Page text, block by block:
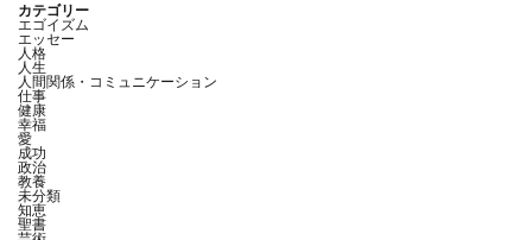
カテゴリー
エゴイズム
エッセー
人格
人生
人間関係・コミュニケーション
仕事
健康
幸福
愛
成功
政治
教養
未分類
知恵
聖書